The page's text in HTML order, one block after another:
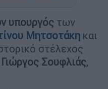
υπουργός των
Μητσοτάκη και
στέλεχος
Γιώργος Σουφλιάς,